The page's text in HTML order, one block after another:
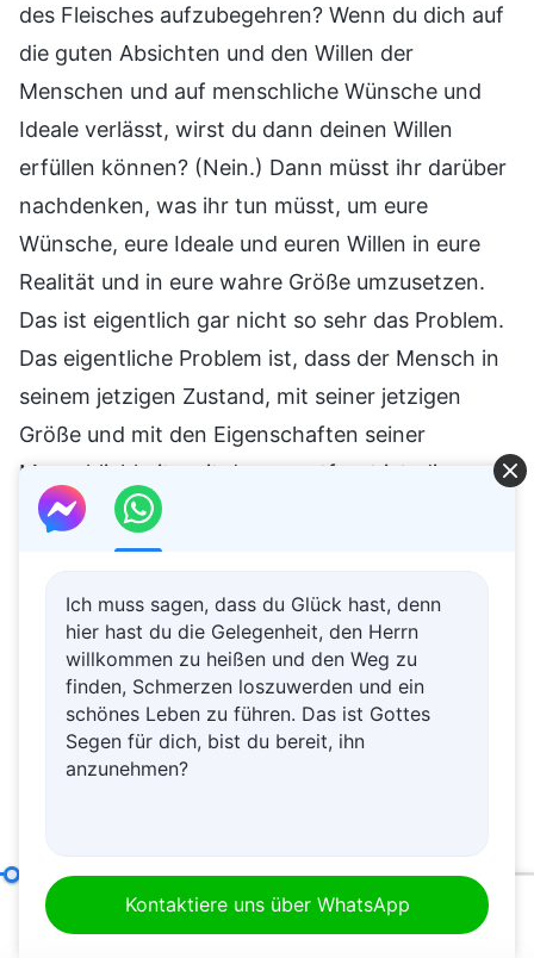
des Fleisches aufzubegehren? Wenn du dich auf
die guten Absichten und den Willen der
Menschen und auf menschliche Wünsche und
Ideale verlässt, wirst du dann deinen Willen
erfüllen können? (Nein.) Dann müsst ihr darüber
nachdenken, was ihr tun müsst, um eure
Wünsche, eure Ideale und euren Willen in eure
Realität und in eure wahre Größe umzusetzen.
Das ist eigentlich gar nicht so sehr das Problem.
Das eigentliche Problem ist, dass der Mensch in
seinem jetzigen Zustand, mit seiner jetzigen
Größe und mit den Eigenschaften seiner
Menschlichkeit weit davon entfernt ist, die
Bedingungen für Gottes Anerkennung zu
erfüllen. Euer menschlicher Charakter hat nur ein
Willen, nach der Wahrheit zu streben. Wenn ihr
eure Pflicht verrichtet, möchtet ihr
wahrscheinlich nicht oberflächlich sein und auch
nicht versuchen, Gott zu überlisten, aber ihr
werdet es tun. In Anbetracht eures
gefährlichen Lage. Würdest du immer noch
behaupten, dass es gefährlich ist, Status zu
Ich muss sagen, dass du Glück hast, denn
hier hast du die Gelegenheit, den Herrn
willkommen zu heißen und den Weg zu
finden, Schmerzen loszuwerden und ein
schönes Leben zu führen. Das ist Gottes
Segen für dich, bist du bereit, ihn
anzunehmen?
Kontaktiere uns über WhatsApp